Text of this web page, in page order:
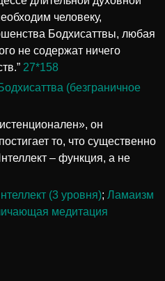
человеку,
Бодхисаттвы, любая
не содержат ничего
27*158
(безграничное
он
то, что существенно
– функция, а не
(3 уровня); Ламаизм
медитация